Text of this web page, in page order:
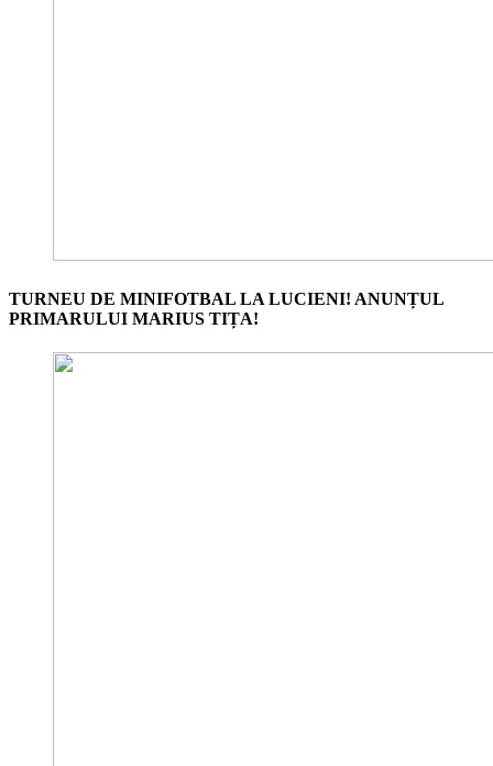
TURNEU DE MINIFOTBAL LA LUCIENI! ANUNȚUL
PRIMARULUI MARIUS TIȚA!